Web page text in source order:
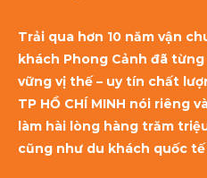
Trải qua hơn 10 năm vận
khách Phong Cảnh đã
vững vị thế – uy tín chất
TP HỒ CHÍ MINH nói riêng
làm hài lòng hàng trăm
cũng như du khách quốc tế